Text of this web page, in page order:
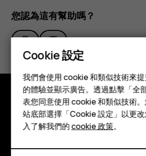
鈴
聲？
智慧型手機
功能型手機
配件
平板電腦
您認為這有幫助嗎？
是 否
探索
關於
Planet and people
Cookie 設定
我們會使用 cookie 和類似技術來
的體驗並顯示廣告。透過點擊「全
表您同意使用 cookie 和類似技術
站底部選擇「Cookie 設定」以更
入了解我們的cookie 政策。